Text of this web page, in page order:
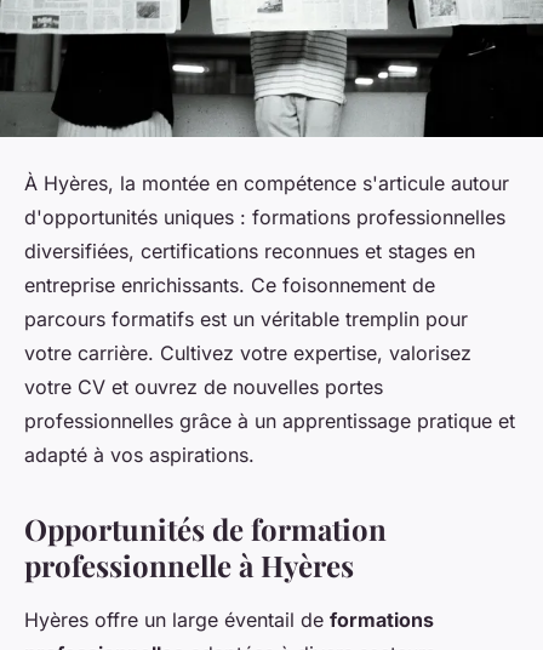
À Hyères, la montée en compétence s'articule autour
d'opportunités uniques : formations professionnelles
diversifiées, certifications reconnues et stages en
entreprise enrichissants. Ce foisonnement de
parcours formatifs est un véritable tremplin pour
votre carrière. Cultivez votre expertise, valorisez
votre CV et ouvrez de nouvelles portes
professionnelles grâce à un apprentissage pratique et
adapté à vos aspirations.
Opportunités de formation
professionnelle à Hyères
Hyères offre un large éventail de formations